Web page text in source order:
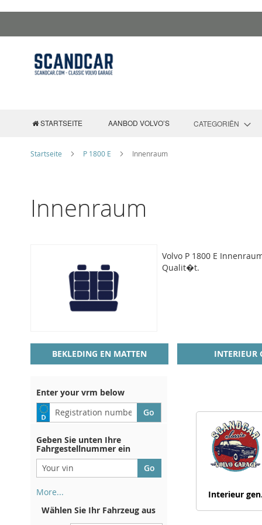
Inhalt
STARTSEITE AANBOD VOLVO’S CATEGORIËN
Startseite P 1800 E Innenraum
Innenraum
Volvo P 1800 E
Qualit�t.
BEKLEDING EN MATTEN INTERIEUR
Interieur gen.
Enter your vrm below
Geben Sie unten Ihre
Fahrgestellnummer ein
More...
Sie auf der Rückseite Ihrer
Wählen Sie Ihr Fahrzeug aus